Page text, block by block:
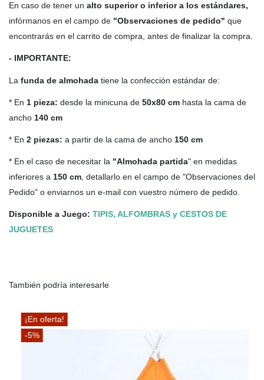
En caso de tener un alto superior o inferior a los estándares,
infórmanos en el campo de "Observaciones de pedido" que
encontrarás en el carrito de compra, antes de finalizar la compra.
- IMPORTANTE:
La funda de almohada tiene la confección estándar de:
* En 1 pieza: desde la minicuna de 50x80 cm hasta la cama de
ancho 140 cm
* En 2 piezas: a partir de la cama de ancho 150 cm
* En el caso de necesitar la "Almohada partida" en medidas
inferiores a 150 cm , detallarlo en el campo de "Observaciones del
Pedido" o enviarnos un e-mail con vuestro número de pedido.
Disponible a Juego: TIPIS, ALFOMBRAS y CESTOS DE
JUGUETES
También podría interesarle
¡En oferta!
-5%